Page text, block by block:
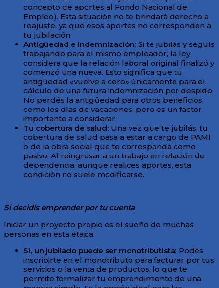
concepto de aportes al Fondo Nacional de
Empleo). Esta situación no te brindará derecho a
reajuste, ya que esos aportes no corresponden a
tu jubilación.
Antigüedad e indemnización: Si te jubilás y seguís
trabajando para el mismo empleador, la ley
considera que la relación laboral original finalizó y
comenzó una nueva. Esto significa que tu
antigüedad «vuelve a cero» únicamente para el
cálculo de una futura indemnización por despido.
No perdés la antigüedad para otros beneficios,
como los días de vacaciones, pero es un factor
importante a considerar.
Tu cobertura de salud: Una vez que te jubilás, tu
cobertura de salud pasa a estar a cargo de PAMI
o de la obra social que te corresponda como
pasivo. Al reingresar a un trabajo en relación de
dependencia, aunque realices aportes, esta
condición no suele modificarse.
Si decidís emprender por tu cuenta
Iniciar un proyecto propio es el sueño de muchas
personas en esta etapa.
Sí, un jubilado puede ser monotributista: Podés
inscribirte en el monotributo para facturar por tus
servicios o la venta de productos, lo que te
permite formalizar tu emprendimiento de una